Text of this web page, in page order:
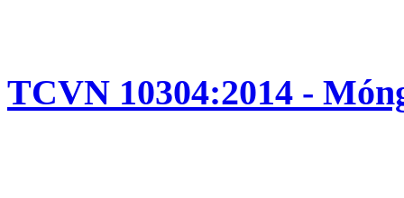
TCVN 10304:2014 -